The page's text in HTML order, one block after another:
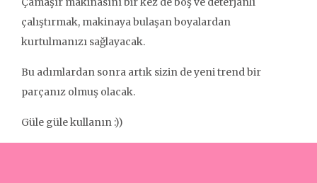
çalıştırmak, makinaya bulaşan boyalardan
kurtulmanızı sağlayacak.
Bu adımlardan sonra artık sizin de yeni trend bir
parçanız olmuş olacak.
Güle güle kullanın :))